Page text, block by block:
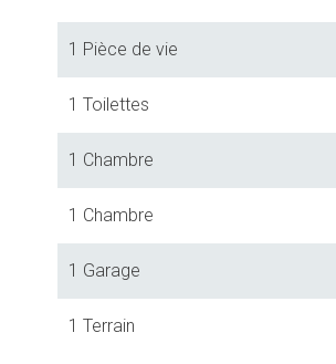
1 Pièce de vie
1 Toilettes
1 Chambre
1 Chambre
1 Garage
1 Terrain